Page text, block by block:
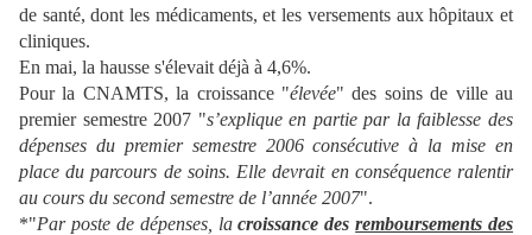
de santé, dont les médicaments, et les versements aux hôpitaux et
cliniques.
En mai, la hausse s'élevait déjà à 4,6%.
Pour la CNAMTS, la croissance "élevée" des soins de ville au
premier semestre 2007 "s’explique en partie par la faiblesse des
dépenses du premier semestre 2006 consécutive à la mise en
place du parcours de soins. Elle devrait en conséquence ralentir
au cours du second semestre de l’année 2007".
*"Par poste de dépenses, lacroissance desremboursements des